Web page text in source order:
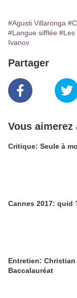
#Agusti Villaronga
#Langue sifflée #Les
Ivanov
Partager
Vous aimerez
Critique: Seule à
Cannes 2017: quid
Entretien:
Baccalauréat